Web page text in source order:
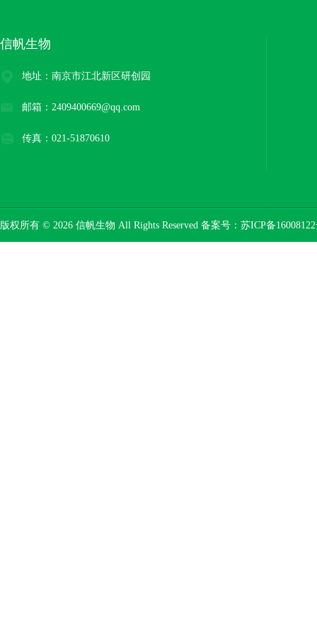
信帆生物
地址：南京市江北新区研创园
邮箱：2409400669@qq.com
传真：021-51870610
版权所有 © 2026 信帆生物 All Rights Reserved 备案号： 苏ICP备